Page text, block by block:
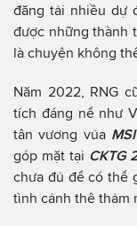
đăng tải nhiều dự
được những thành
là chuyện không
Năm 2022, RNG
tích đáng nể như
tân vương vủa
góp mặt tại CKTG
chưa đủ để có thể
tình cảnh thê thảm